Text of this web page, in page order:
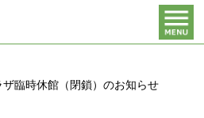
ザ臨時休館（閉鎖）のお知らせ